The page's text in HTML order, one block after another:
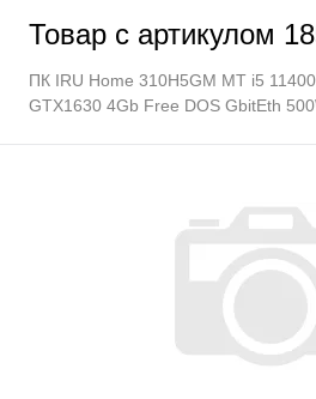
Товар с артикулом
ПК IRU Home 310H5GM MT i5
GTX1630 4Gb Free DOS GbitEth